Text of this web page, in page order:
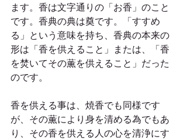
ます。香は文字通りの「お香」のこと
です。香典の典は奠です。「すすめ
る」という意味を持ち、香典の本来の
形は「香を供えること」または、「香
を焚いてその薫を供えること」だった
のです。
香を供える事は、焼香でも同様です
が、その薫により身を清める為でもあ
り、その香を供える人の心を清浄にす